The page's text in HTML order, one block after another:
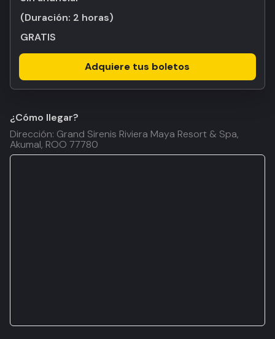
(Duración: 2 horas)
GRATIS
Adquiere tus boletos
¿Cómo llegar?
Dirección: Grand Sirenis Riviera Maya Resort & Spa,
Akumal, ROO 77780